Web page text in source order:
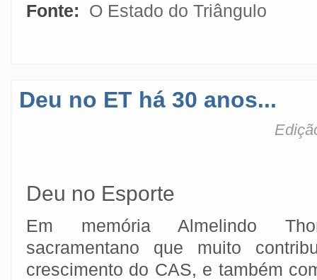
Fonte: O Estado do Triângulo
Deu no ET há 30 anos...
Deu no Esporte
Em memória Almelindo
sacramentano que muito
crescimento do CAS, e também